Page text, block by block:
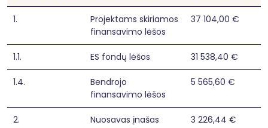
1.
Projektams skiriamos
finansavimo lėšos
37 104,00 €
1.1. ES fondų lėšos 31 538,40 €
1.4.
Bendrojo
finansavimo lėšos
5 565,60 €
2. Nuosavas įnašas 3 226,44 €